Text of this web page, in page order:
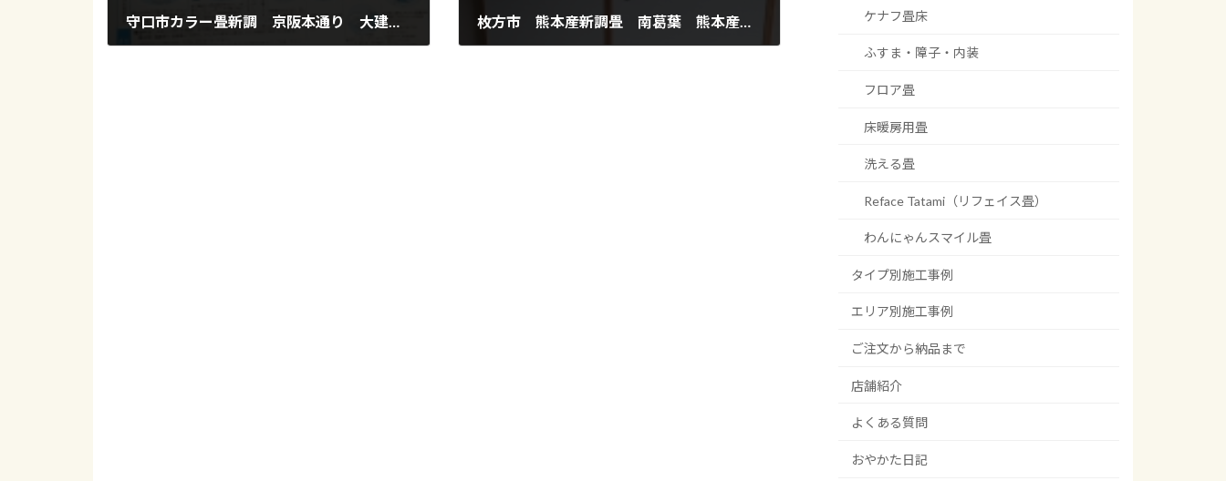
守口市カラー畳新調 京阪本通り 大建和紙畳灰桜色28㎜仕上がり 枚方市 熊本産新調畳 南葛葉 熊本産涼風綿W新調畳 襖張替え ケナフ畳床
ふすま・障子・内装
フロア畳
床暖房用畳
洗える畳
Reface Tatami（リフェイス畳）
わんにゃんスマイル畳
タイプ別施工事例
エリア別施工事例
ご注文から納品まで
店舗紹介
よくある質問
おやかた日記